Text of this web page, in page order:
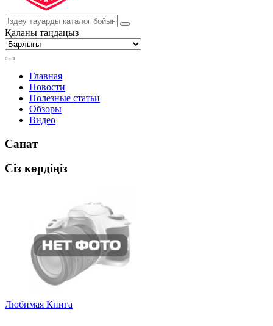
Қаланы таңдаңыз
Главная
Новости
Полезные статьи
Обзоры
Видео
Санат
Сіз көрдіңіз
Любимая Книга